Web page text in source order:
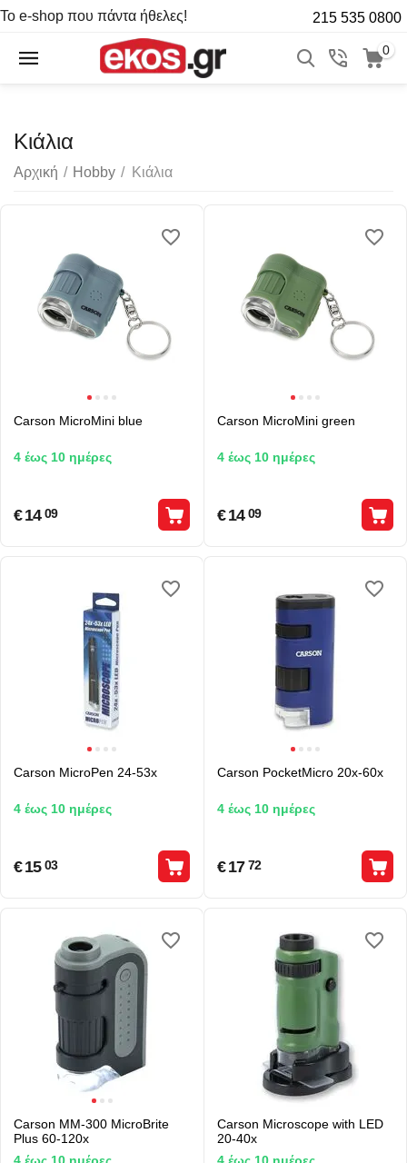
Το e-shop που πάντα ήθελες! 215 535 0800
0
Κιάλια
Αρχική / Hobby / Κιάλια
Carson MicroMini blue
4 έως 10 ημέρες
€14 09
Carson MicroMini green
4 έως 10 ημέρες
€14 09
Carson MicroPen 24-53x
4 έως 10 ημέρες
€15 03
Carson PocketMicro 20x-60x
4 έως 10 ημέρες
€17 72
Carson MM-300 MicroBrite
Plus 60-120x
4 έως 10 ημέρες
Carson Microscope with LED
20-40x
4 έως 10 ημέρες